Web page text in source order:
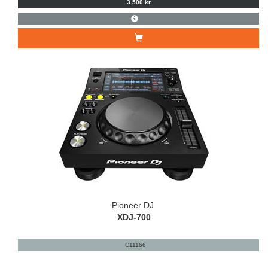
3.500 kr
Pioneer DJ
XDJ-700
C11166